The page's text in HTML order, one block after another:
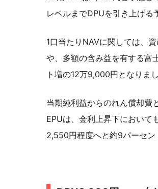
レベルまでDPUを引き上げる
1口当たりNAVに関しては、
や、多額の含み益を有する富
ト増の12万9,000円となりまし
当期純利益からのれん償却費
EPUは、金利上昇下におい
2,550円程度へと約9パーセン